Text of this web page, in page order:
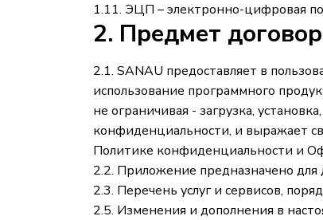
1.11. ЭЦП – электронно-цифровая
2. Предмет
2.1. SANAU предоставляет в
использование программного
не ограничивая - загрузка,
конфиденциальности, и выражает
Политике конфиденциальности и
2.2. Приложение предназначено
2.3. Перечень услуг и сервисов,
2.5. Изменения и дополнения в